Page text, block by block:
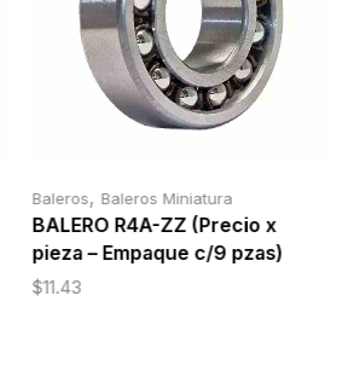
Baleros, Baleros Miniatura
BALERO R4A-ZZ (Precio x
pieza – Empaque c/9 pzas)
$11.43